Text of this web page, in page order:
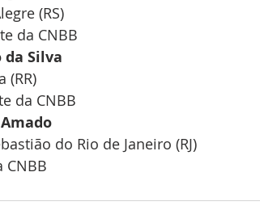
(RS)
da CNBB
Silva
(RR)
da CNBB
do Rio de Janeiro (RJ)
CNBB